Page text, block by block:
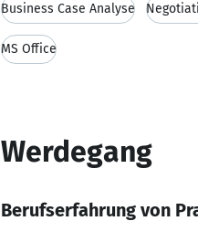
Business Case Analyse
MS Office
Werdegang
Berufserfahrung von